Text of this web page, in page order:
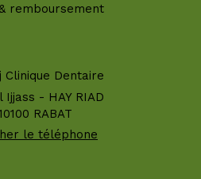
remboursement
Clinique Dentaire
Ijjass - HAY RIAD
RABAT
le téléphone